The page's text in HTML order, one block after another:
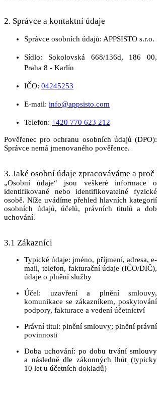
2. Správce a kontaktní údaje
Správce osobních údajů: APPSISTO s.r.o.
Sídlo: Sokolovská 668/136d, 186 00,
Praha 8 - Karlín
IČO: 04245253
E-mail: info@appsisto.com
Telefon: +420 770 623 212
Pověřenec pro ochranu osobních údajů (DPO):
Správce nemá jmenovaného pověřence.
3. Jaké osobní údaje zpracováváme a proč
„Osobní údaje“ jsou veškeré informace o
identifikované nebo identifikovatelné fyzické
osobě. Níže uvádíme přehled hlavních kategorií
osobních údajů, účelů, právních titulů a dob
uchování.
3.1 Zákazníci
Typické údaje: jméno, příjmení, adresa, e-
mail, telefon, fakturační údaje (IČO/DIČ),
údaje o plnění služby
Účel: uzavření a plnění smlouvy,
komunikace se zákazníkem, poskytování
podpory, fakturace a vedení účetnictví
Právní titul: plnění smlouvy; plnění právní
povinnosti
Doba uchování: po dobu trvání smlouvy
a následně dle zákonných lhůt (typicky
10 let u účetních dokladů)